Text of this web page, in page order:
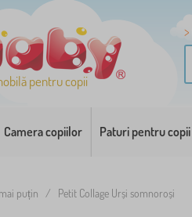
pentru copii
Camera copiilor Paturi pentru copii
puțin / Petit Collage Urși somnoroși